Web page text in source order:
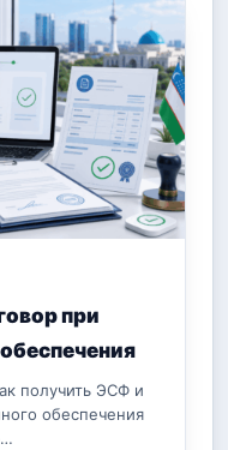
при
получить ЭСФ и
обеспечения